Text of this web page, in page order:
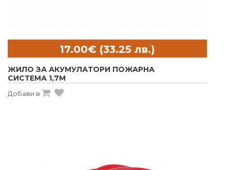
ЖИЛО ЗА АКУМУЛАТОРИ ПОЖАРНА
СИСТЕМА 1,7M
Добави в